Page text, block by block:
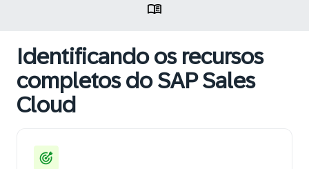
Identificando os recursos
completos do SAP Sales
Cloud